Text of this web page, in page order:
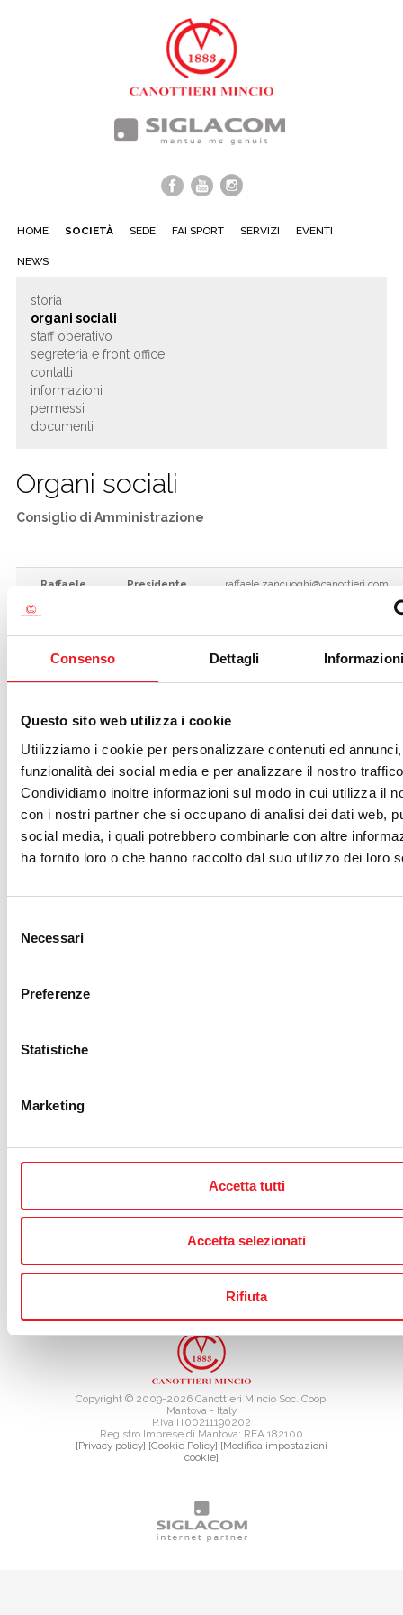
Consenso Dettagli
Questo sito web utilizza i cookie
Utilizziamo i cookie per personalizzare contenuti ed
funzionalità dei social media e per analizzare il nostro
Condividiamo inoltre informazioni sul modo in cui utilizza il
con i nostri partner che si occupano di analisi dei dati web,
social media, i quali potrebbero combinarle con altre
ha fornito loro o che hanno raccolto dal suo utilizzo dei loro
delNecessari
Preferenze
Statistiche
Marketing
Accetta tutti
Accetta selezionati
Rifiuta
HOME SOCIETÀ SEDE FAI SPORT SERVIZI EVENTI
NEWS
storia
organi sociali
staff operativo
segreteria e front office
contatti
informazioni
permessi
documenti
Organi sociali
Consiglio di Amministrazione
Raffaele
Presidente raffaele.zancuoghi@canottieri.com
Mario ROSSI mario.rossi@canottieri.com
Vicepresidente federica.ferrari@canottieri.com
Massimo
Guaita
Consigliere massimo.guaita@canottieri.com
Michele
BASSOLI
Consigliere michele.bassoli@canottieri.com
. Dott.sa Erina ZORZELLA
successivo:staff operativo
TAG DIRECTORY
Copyright © 2009-2026 Canottieri Mincio Soc. Coop.
Mantova - Italy
P.Iva IT00211190202
Registro Imprese di Mantova: REA 182100
[Privacy policy] [Cookie Policy] [Modifica impostazioni
cookie]